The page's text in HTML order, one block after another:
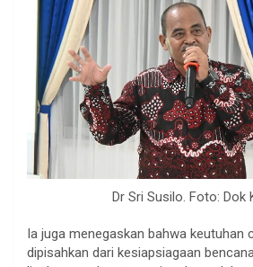
Dr Sri Susilo. Foto: Dok
Ia juga menegaskan bahwa keutuhan
dipisahkan dari kesiapsiagaan